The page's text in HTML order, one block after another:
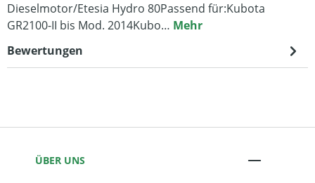
Dieselmotor/Etesia Hydro 80Passend für:Kubota
GR2100-II bis Mod. 2014Kubo… Mehr
Bewertungen
ÜBER UNS